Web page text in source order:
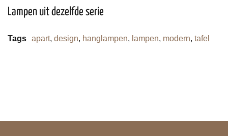
Lampen uit dezelfde serie
Tags apart, design, hanglampen, lampen, modern, tafel